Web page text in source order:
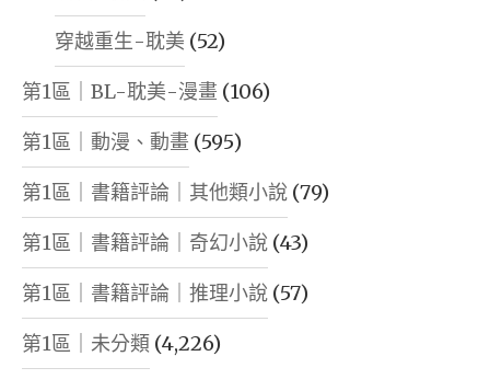
穿越重生-耽美 (52)
第1區｜BL-耽美-漫畫 (106)
第1區｜動漫、動畫 (595)
第1區｜書籍評論｜其他類小說 (79)
第1區｜書籍評論｜奇幻小說 (43)
第1區｜書籍評論｜推理小說 (57)
第1區｜未分類 (4,226)